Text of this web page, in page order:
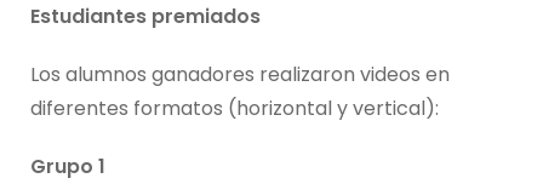
Estudiantes premiados
Los alumnos ganadores realizaron videos en
diferentes formatos (horizontal y vertical):
Grupo 1